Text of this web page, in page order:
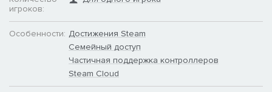
игроков:
Особенности: Достижения Steam
Семейный доступ
Частичная поддержка контроллеров
Steam Cloud